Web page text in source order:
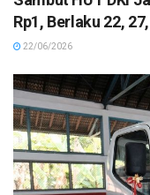
Rp1, Berlaku 22,
22/06/2026